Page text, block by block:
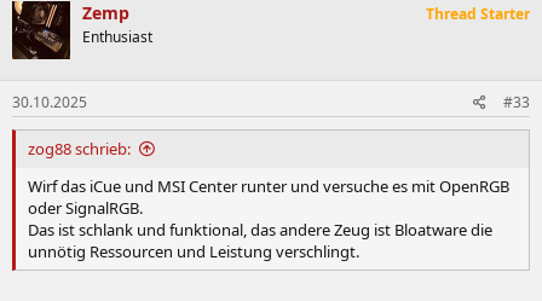
Zemp
Enthusiast
Thread Starter
30.10.2025 #33
zog88 schrieb:
Wirf das iCue und MSI Center runter und versuche es mit OpenRGB
oder SignalRGB.
Das ist schlank und funktional, das andere Zeug ist Bloatware die
unnötig Ressourcen und Leistung verschlingt.